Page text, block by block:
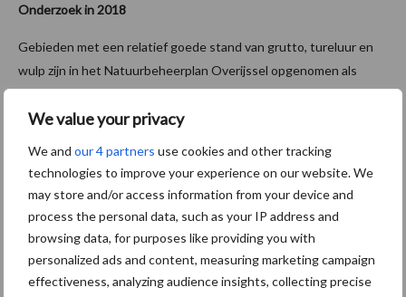
We value your privacy
We and our 4 partners use cookies and other tracking
technologies to improve your experience on our website. We
may store and/or access information from your device and
process the personal data, such as your IP address and
browsing data, for purposes like providing you with
personalized ads and content, measuring marketing campaign
effectiveness, analyzing audience insights, collecting precise
Onderzoek in 2018
Gebieden met een relatief goede stand van grutto, tureluur en
wulp zijn in het Natuurbeheerplan Overijssel opgenomen als
“open grasland weidevogels”. Hier is het mogelijk om agrarisch
natuurbeheer af te sluiten voor weidevogels. Daarnaast is in het
beheer zo effectief mogelijk in te zetten, worden deze gebieden
periodiek (1 x in 6-8 jaar) geïnventariseerd op weidevogels. In
2018 vindt dit in opdracht van de provincie plaats in een groot
deel van de polders van Noordwest-Overijssel.